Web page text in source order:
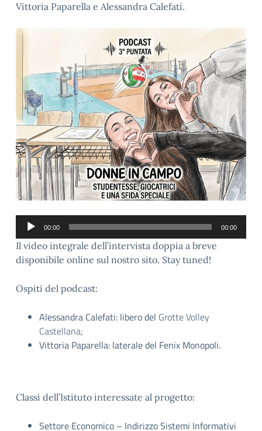
Vittoria Paparella e Alessandra Calefati.
Audio
Player
00:00 00:00
Il video integrale dell’intervista doppia a breve
disponibile online sul nostro sito. Stay tuned!
Ospiti del podcast:
Alessandra Calefati: libero del Grotte Volley
Castellana;
Vittoria Paparella: laterale del Fenix Monopoli.
Classi dell’Istituto interessate al progetto:
Settore Economico – Indirizzo Sistemi Informativi